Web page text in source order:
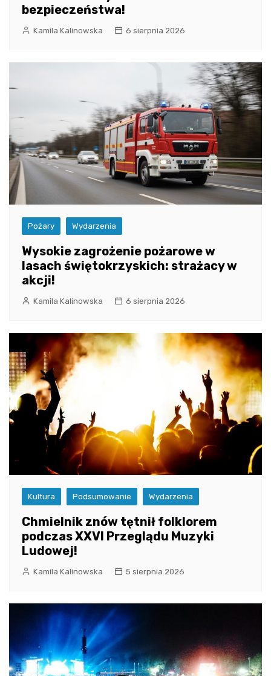
bezpieczeństwa!
Kamila Kalinowska 6 sierpnia 2026
Pożary Wydarzenia
Wysokie zagrożenie pożarowe w
lasach świętokrzyskich: strażacy w
akcji!
Kamila Kalinowska 6 sierpnia 2026
Kultura Podsumowanie Wydarzenia
Chmielnik znów tętnił folklorem
podczas XXVI Przeglądu Muzyki
Ludowej!
Kamila Kalinowska 5 sierpnia 2026